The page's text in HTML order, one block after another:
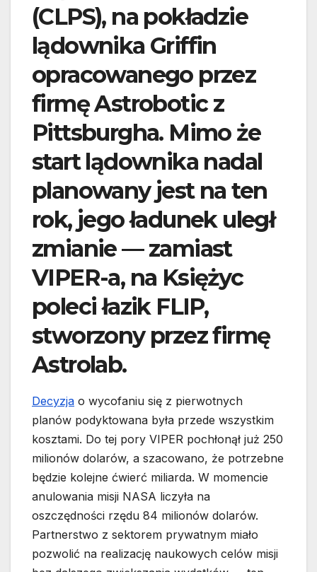
(CLPS), na pokładzie
lądownika Griffin
opracowanego przez
firmę Astrobotic z
Pittsburgha. Mimo że
start lądownika nadal
planowany jest na ten
rok, jego ładunek uległ
zmianie — zamiast
VIPER-a, na Księżyc
poleci łazik FLIP,
stworzony przez firmę
Astrolab.
Decyzja o wycofaniu się z pierwotnych
planów podyktowana była przede wszystkim
kosztami. Do tej pory VIPER pochłonął już 250
milionów dolarów, a szacowano, że potrzebne
będzie kolejne ćwierć miliarda. W momencie
anulowania misji NASA liczyła na
oszczędności rzędu 84 milionów dolarów.
Partnerstwo z sektorem prywatnym miało
pozwolić na realizację naukowych celów misji